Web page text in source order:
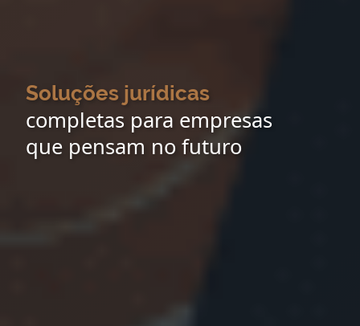
Soluções jurídicas
completas para empresas
que pensam no futuro